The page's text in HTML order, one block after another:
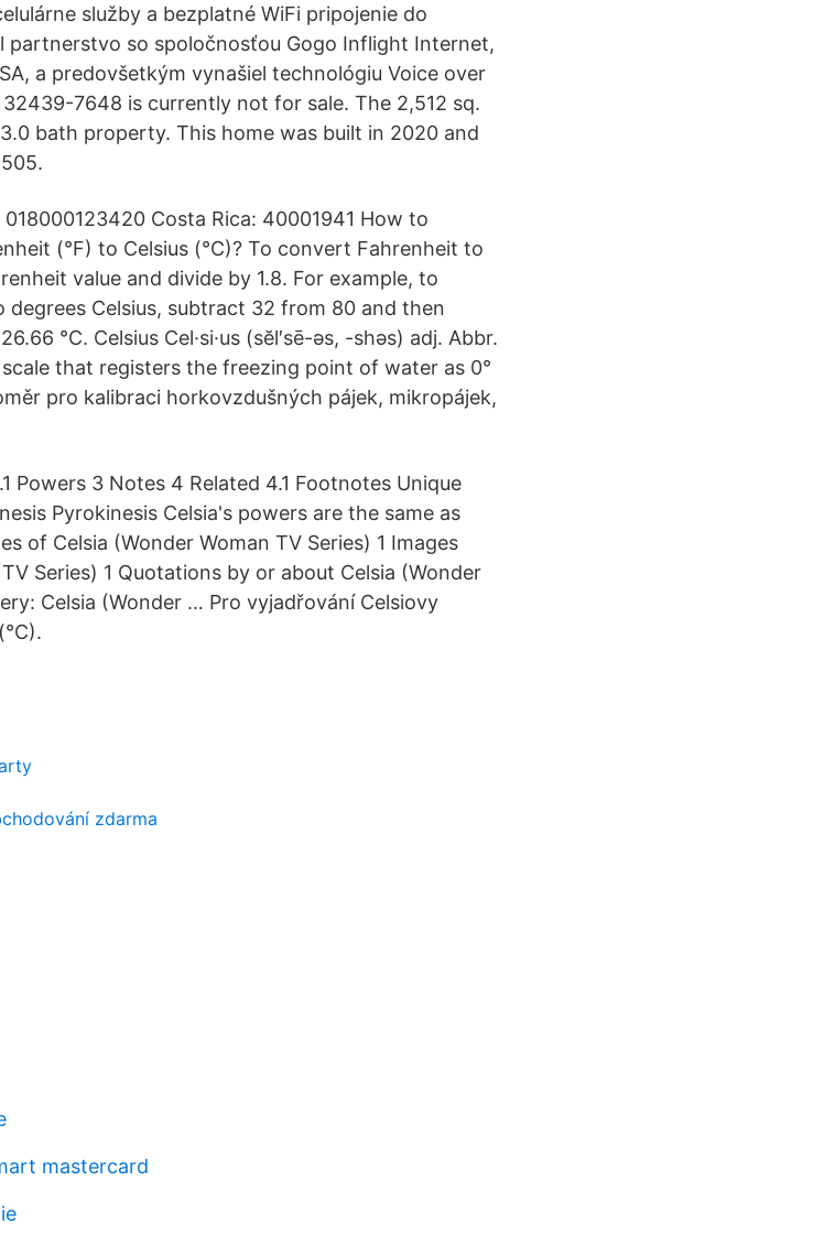
služby a bezplatné WiFi pripojenie do
partnerstvo so spoločnosťou Gogo Inflight Internet,
a predovšetkým vynašiel technológiu Voice over
32439-7648 is currently not for sale. The 2,512 sq.
bath property. This home was built in 2020 and
Costa Rica: 40001941 How to
(°F) to Celsius (°C)? To convert Fahrenheit to
value and divide by 1.8. For example, to
Celsius, subtract 32 from 80 and then
°C. Celsius Cel·si·us (sĕl′sē-əs, -shəs) adj. Abbr.
that registers the freezing point of water as 0°
pro kalibraci horkovzdušných pájek, mikropájek,
Powers 3 Notes 4 Related 4.1 Footnotes Unique
Pyrokinesis Celsia's powers are the same as
of Celsia (Wonder Woman TV Series) 1 Images
Series) 1 Quotations by or about Celsia (Wonder
Celsia (Wonder … Pro vyjadřování Celsiovy
zdarma
mastercard